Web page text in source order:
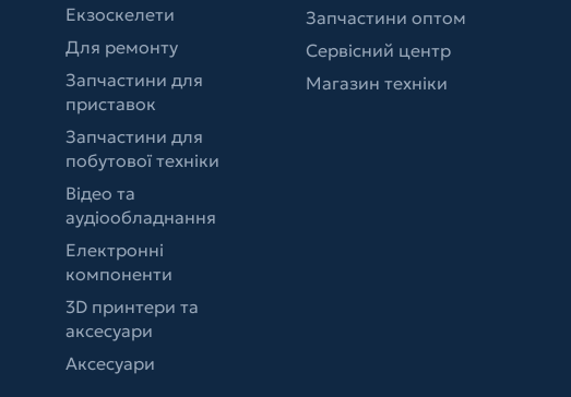
Екзоскелети
Для ремонту
Запчастини для
приставок
Запчастини для
побутової техніки
Відео та
аудіообладнання
Електронні
компоненти
3D принтери та
аксесуари
Аксесуари
Запчастини оптом
Сервісний центр
Магазин техніки